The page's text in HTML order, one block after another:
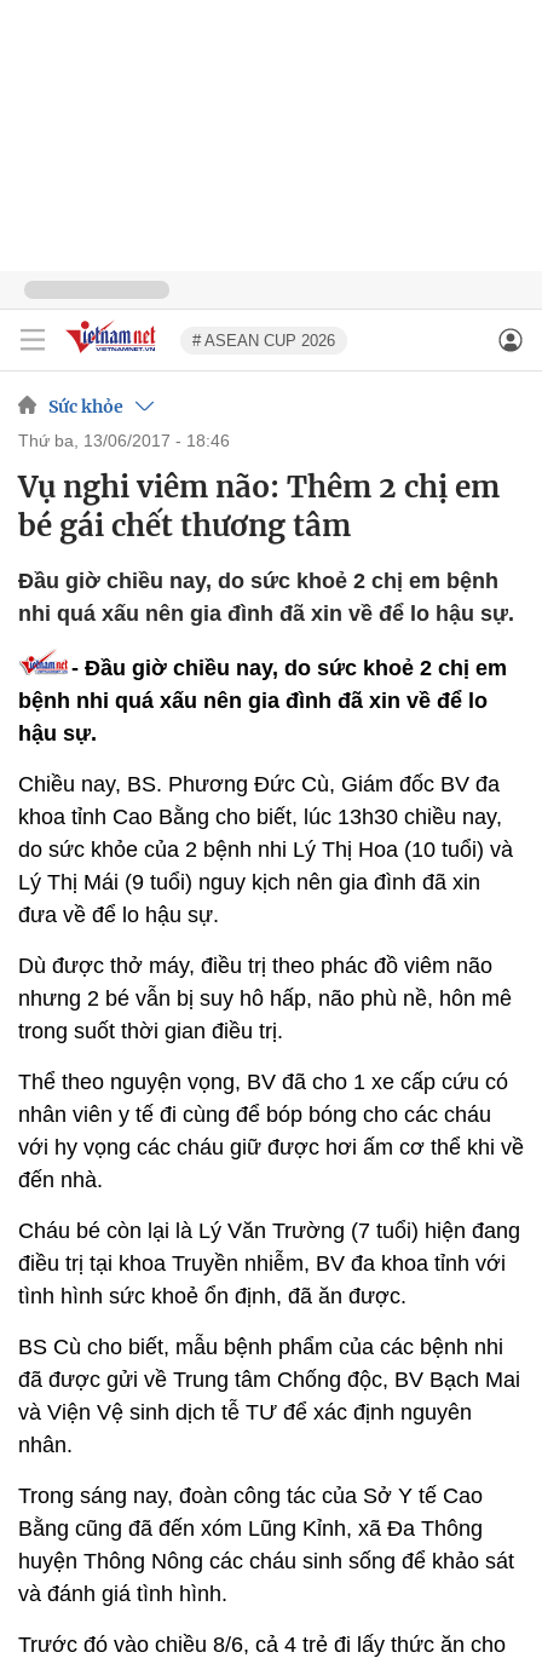
# ASEAN CUP 2026
Sức khỏe
thứ ba, 13/06/2017 - 18:46
Vụ nghi viêm não: Thêm 2 chị em
bé gái chết thương tâm
Đầu giờ chiều nay, do sức khoẻ 2 chị em bệnh
nhi quá xấu nên gia đình đã xin về để lo hậu sự.
- Đầu giờ chiều nay, do sức khoẻ 2 chị em
bệnh nhi quá xấu nên gia đình đã xin về để lo
hậu sự.
Chiều nay, BS. Phương Đức Cù, Giám đốc BV đa
khoa tỉnh Cao Bằng cho biết, lúc 13h30 chiều nay,
do sức khỏe của 2 bệnh nhi Lý Thị Hoa (10 tuổi) và
Lý Thị Mái (9 tuổi) nguy kịch nên gia đình đã xin
đưa về để lo hậu sự.
Dù được thở máy, điều trị theo phác đồ viêm não
nhưng 2 bé vẫn bị suy hô hấp, não phù nề, hôn mê
trong suốt thời gian điều trị.
Thể theo nguyện vọng, BV đã cho 1 xe cấp cứu có
nhân viên y tế đi cùng để bóp bóng cho các cháu
với hy vọng các cháu giữ được hơi ấm cơ thể khi về
đến nhà.
Cháu bé còn lại là Lý Văn Trường (7 tuổi) hiện đang
điều trị tại khoa Truyền nhiễm, BV đa khoa tỉnh với
tình hình sức khoẻ ổn định, đã ăn được.
BS Cù cho biết, mẫu bệnh phẩm của các bệnh nhi
đã được gửi về Trung tâm Chống độc, BV Bạch Mai
và Viện Vệ sinh dịch tễ TƯ để xác định nguyên
nhân.
Trong sáng nay, đoàn công tác của Sở Y tế Cao
Bằng cũng đã đến xóm Lũng Kỉnh, xã Đa Thông
huyện Thông Nông các cháu sinh sống để khảo sát
và đánh giá tình hình.
Trước đó vào chiều 8/6, cả 4 trẻ đi lấy thức ăn cho